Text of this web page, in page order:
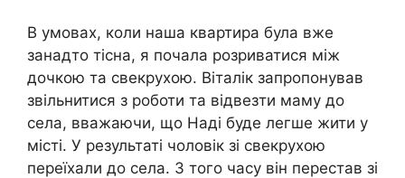
В умовах, коли наша квартира була вже
занадто тісна, я почала розриватися між
дочкою та свекрухою. Віталік запропонував
звільнитися з роботи та відвезти маму до
села, вважаючи, що Наді буде легше жити у
місті. У результаті чоловік зі свекрухою
переїхали до села. З того часу він перестав зі